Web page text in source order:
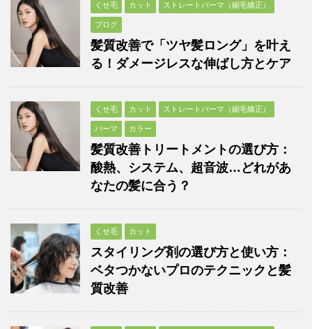
くせ毛 カット ストレートパーマ（縮毛矯正）
ブログ
髪質改善で「ツヤ髪ロング」を叶え
る！ダメージレスな伸ばし方とケア
くせ毛 カット ストレートパーマ（縮毛矯正）
パーマ カラー
髪質改善トリートメントの選び方：
酸熱、システム、超音波…どれがあ
なたの髪に合う？
くせ毛 カット
スタイリング剤の選び方と使い方：
ベタつかないプロのテクニックと髪
質改善